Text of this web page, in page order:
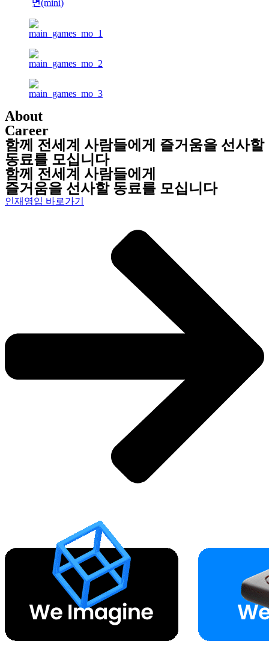
About
Career
함께 전세계 사람들에게 즐거움을 선사할
동료를 모십니다
함께 전세계 사람들에게
즐거움을 선사할 동료를 모십니다
인재영입 바로가기